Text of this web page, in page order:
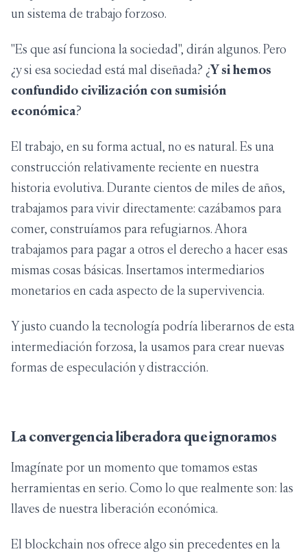
un sistema de trabajo forzoso.
"Es que así funciona la sociedad", dirán algunos. Pero
¿y si esa sociedad está mal diseñada? ¿Y si hemos
confundido civilización con sumisión
económica?
El trabajo, en su forma actual, no es natural. Es una
construcción relativamente reciente en nuestra
historia evolutiva. Durante cientos de miles de años,
trabajamos para vivir directamente: cazábamos para
comer, construíamos para refugiarnos. Ahora
trabajamos para pagar a otros el derecho a hacer esas
mismas cosas básicas. Insertamos intermediarios
monetarios en cada aspecto de la supervivencia.
Y justo cuando la tecnología podría liberarnos de esta
intermediación forzosa, la usamos para crear nuevas
formas de especulación y distracción.
La convergencia liberadora que ignoramos
Imagínate por un momento que tomamos estas
herramientas en serio. Como lo que realmente son: las
llaves de nuestra liberación económica.
El blockchain nos ofrece algo sin precedentes en la